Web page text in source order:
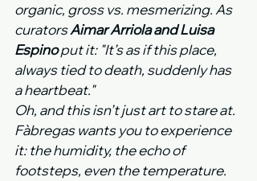
organic, gross vs. mesmerizing. As
curators Aimar Arriola and Luisa
Espino put it: "It’s as if this place,
always tied to death, suddenly has
a heartbeat."
Oh, and this isn’t just art to stare at.
Fàbregas wants you to experience
it: the humidity, the echo of
footsteps, even the temperature.